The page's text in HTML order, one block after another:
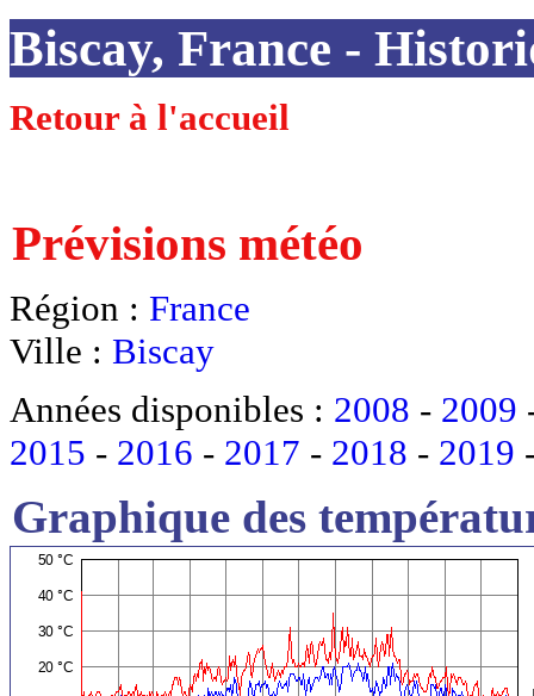
Biscay, France -
Retour à l'accueil
Prévisions météo
Région : France
Ville : Biscay
Années disponibles : 2008 - 2009
2015 - 2016 - 2017 - 2018 - 2019
Graphique des